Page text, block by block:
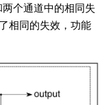
两个通道中的相同失
相同的失效，功能